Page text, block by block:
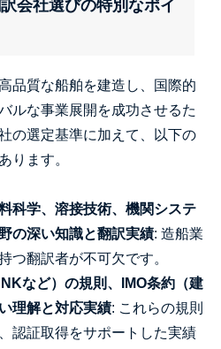
会社選びの特別なポイ
品質な船舶を建造し、国際的
ルな事業展開を成功させるた
の選定基準に加えて、以下の
ります。
科学、溶接技術、機関システ
の深い知識と翻訳実績: 造船業
つ翻訳者が不可欠です。
など）の規則、IMO条約（建
理解と対応実績: これらの規則
認証取得をサポートした実績